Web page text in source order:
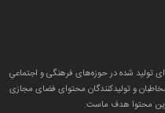
تولید شده در حوزه‌های فرهنگی و اجتماعیِ
و تولید‌کنندگان محتوای فضای مجازی
محتوا هدف ماست.